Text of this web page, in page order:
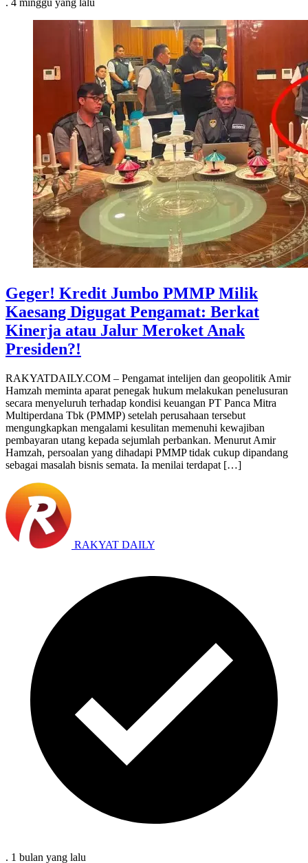
. 4 minggu yang lalu
Geger! Kredit Jumbo PMMP Milik
Kaesang Digugat Pengamat: Berkat
Kinerja atau Jalur Meroket Anak
Presiden?!
RAKYATDAILY.COM – Pengamat intelijen dan geopolitik Amir
Hamzah meminta aparat penegak hukum melakukan penelusuran
secara menyeluruh terhadap kondisi keuangan PT Panca Mitra
Multiperdana Tbk (PMMP) setelah perusahaan tersebut
mengungkapkan mengalami kesulitan memenuhi kewajiban
pembayaran utang kepada sejumlah perbankan. Menurut Amir
Hamzah, persoalan yang dihadapi PMMP tidak cukup dipandang
sebagai masalah bisnis semata. Ia menilai terdapat […]
RAKYAT DAILY
. 1 bulan yang lalu